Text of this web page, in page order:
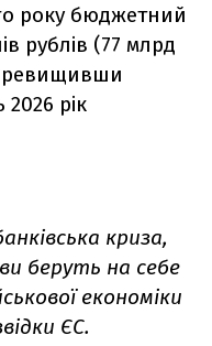
року бюджетний
рублів (77 млрд
рік
криза,
беруть на себе
економіки
ЄС.